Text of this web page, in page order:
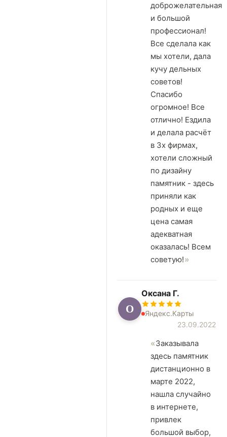
доброжелательная
и большой
профессионал!
Все сделала как
мы хотели, дала
кучу дельных
советов!
Спасибо
огромное! Все
отлично! Ездила
и делала расчёт
в 3х фирмах,
хотели сложный
по дизайну
памятник - здесь
приняли как
родных и еще
цена самая
адекватная
оказалась! Всем
советую!
О
Оксана Г.
Яндекс.Карты
23.09.2022
Заказывала
здесь памятник
дистанционно в
марте 2022,
нашла случайно
в интернете,
привлек
большой выбор,